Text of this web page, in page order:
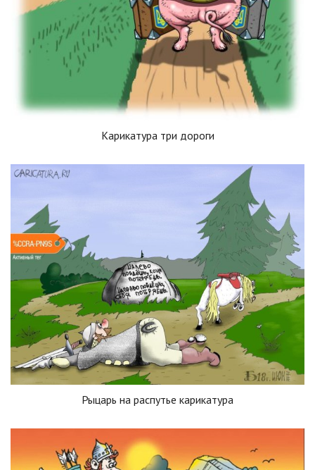
Карикатура три дороги
Рыцарь на распутье карикатура